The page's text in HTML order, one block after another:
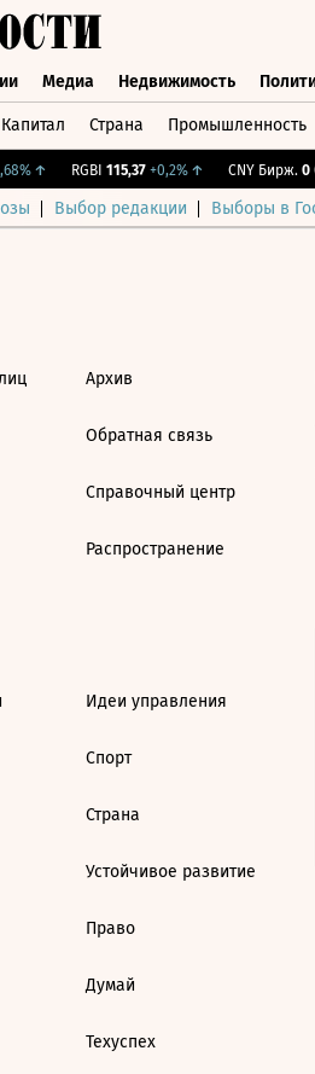
Медиа Недвижимость
Капитал Страна Промышленность
↑ RGBI 115,37 +0,2%↑ CNY Бирж. 0
Выбор редакции Выборы в
Архив
Обратная связь
Справочный центр
Распространение
Идеи управления
Спорт
Страна
Устойчивое развитие
Право
Думай
Техуспех